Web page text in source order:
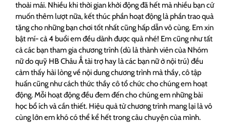
thoải mái. Nhiều khi thời gian khởi động đã hết mà nhiều bạn cứ
muốn thêm lượt nữa, kết thúc phần hoạt động là phần trao quà
tặng cho những bạn chơi tốt nhất cũng hấp dẫn vô cùng. Em xin
bật mí- cả 4 buổi em đều dành được quà nhé! Em cũng như tất
cả các bạn tham gia chương trình (dù là thành viên của Nhóm
nữ do quỹ HB Châu Ắ tài trợ hay là các bạn nữ ở nội trú) đều
cảm thấy hài lòng về nội dung chương trình mà thầy, cô tập
huấn cũng như cách thức thầy cô tổ chức cho chúng em hoạt
động. Mỗi hoạt động đều đem đến cho chúng em những bài
học bổ ích và cần thiết. Hiệu quả từ chương trình mang lại là vô
cùng lớn em khó có thể kể hết trong câu chuyện của mình.